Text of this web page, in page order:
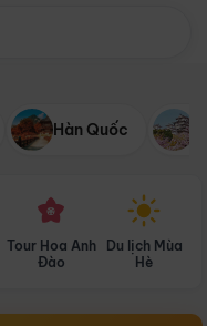
Hàn Quốc
Tour Hoa Anh
Đào
Du lịch Mùa
Hè